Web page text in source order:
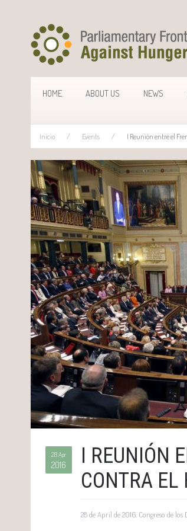
HOME ABOUT US NEWS
Inicio Events I Reunión entre el
28 Apr
2016
I REUNIÓN
CONTRA EL
28 de April de 2016. Congreso de